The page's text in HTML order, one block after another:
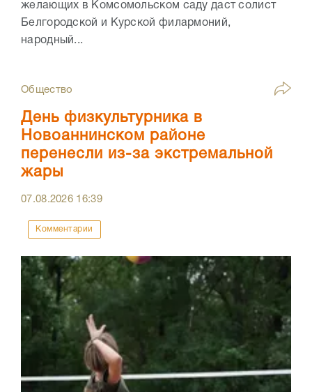
желающих в Комсомольском саду даст солист
Белгородской и Курской филармоний,
народный...
Общество
День физкультурника в
Новоаннинском районе
перенесли из-за экстремальной
жары
07.08.2026 16:39
Комментарии